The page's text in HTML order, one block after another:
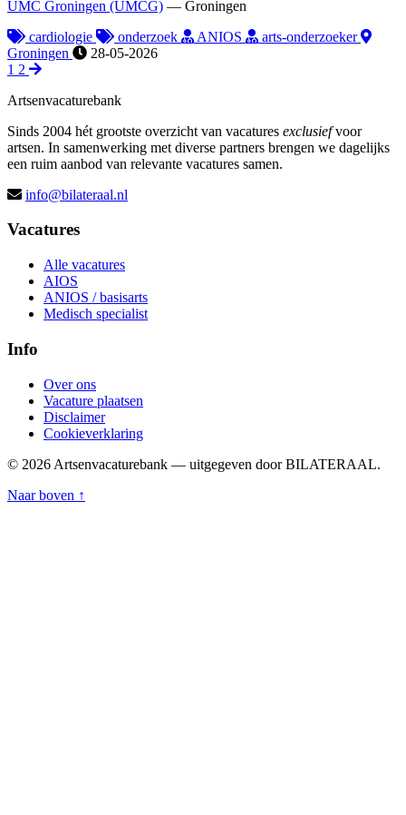
UMC Groningen (UMCG) — Groningen
cardiologie
onderzoek ANIOS
arts-onderzoeker
Groningen
28-05-2026
1 2
Artsenvacaturebank
Sinds 2004 hét grootste overzicht van vacatures exclusiefvoor
artsen. In samenwerking met diverse partners brengen we dagelijks
een ruim aanbod van relevante vacatures samen.
info@bilateraal.nl
Vacatures
Alle vacatures
AIOS
ANIOS / basisarts
Medisch specialist
Info
Over ons
Vacature plaatsen
Disclaimer
Cookieverklaring
© 2026 Artsenvacaturebank — uitgegeven door BILATERAAL.
Naar boven ↑